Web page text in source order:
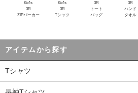
Kid's
3R
ZIPパーカー
Kid's
3R
Tシャツ
3R
トート
バッグ
3R
ハンド
タオル
アイテムから探す
Tシャツ